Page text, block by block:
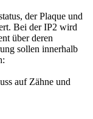
der Plaque und
Bei der IP2 wird
über deren
sollen innerhalb
auf Zähne und